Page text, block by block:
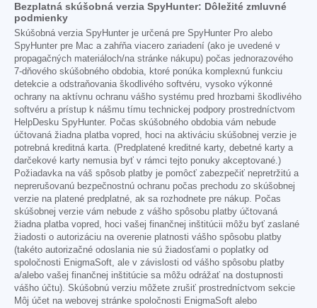
Bezplatná skúšobná verzia SpyHunter: Dôležité zmluvné
podmienky
Skúšobná verzia SpyHunter je určená pre SpyHunter Pro alebo
SpyHunter pre Mac a zahŕňa viacero zariadení (ako je uvedené v
propagačných materiáloch/na stránke nákupu) počas jednorazového
7-dňového skúšobného obdobia, ktoré ponúka komplexnú funkciu
detekcie a odstraňovania škodlivého softvéru, vysoko výkonné
ochrany na aktívnu ochranu vášho systému pred hrozbami škodlivého
softvéru a prístup k nášmu tímu technickej podpory prostredníctvom
HelpDesku SpyHunter. Počas skúšobného obdobia vám nebude
účtovaná žiadna platba vopred, hoci na aktiváciu skúšobnej verzie je
potrebná kreditná karta. (Predplatené kreditné karty, debetné karty a
darčekové karty nemusia byť v rámci tejto ponuky akceptované.)
Požiadavka na váš spôsob platby je pomôcť zabezpečiť nepretržitú a
neprerušovanú bezpečnostnú ochranu počas prechodu zo skúšobnej
verzie na platené predplatné, ak sa rozhodnete pre nákup. Počas
skúšobnej verzie vám nebude z vášho spôsobu platby účtovaná
žiadna platba vopred, hoci vašej finančnej inštitúcii môžu byť zaslané
žiadosti o autorizáciu na overenie platnosti vášho spôsobu platby
(takéto autorizačné odoslania nie sú žiadosťami o poplatky od
spoločnosti EnigmaSoft, ale v závislosti od vášho spôsobu platby
a/alebo vašej finančnej inštitúcie sa môžu odrážať na dostupnosti
vášho účtu). Skúšobnú verziu môžete zrušiť prostredníctvom sekcie
Môj účet na webovej stránke spoločnosti EnigmaSoft alebo